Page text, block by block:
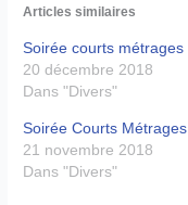
Articles similaires
Soirée courts métrages
20 décembre 2018
Dans "Divers"
Soirée Courts Métrages
21 novembre 2018
Dans "Divers"